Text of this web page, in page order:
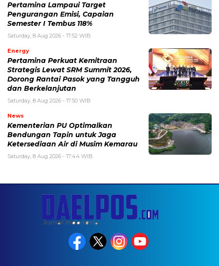
Pertamina Lampaui Target
Pengurangan Emisi, Capaian
Semester I Tembus 118%
Saturday, 8 Aug 2026 - 17:52 WIB
Energy
Pertamina Perkuat Kemitraan
Strategis Lewat SRM Summit 2026,
Dorong Rantai Pasok yang Tangguh
dan Berkelanjutan
Saturday, 8 Aug 2026 - 17:50 WIB
News
Kementerian PU Optimalkan
Bendungan Tapin untuk Jaga
Ketersediaan Air di Musim Kemarau
Saturday, 8 Aug 2026 - 17:44 WIB